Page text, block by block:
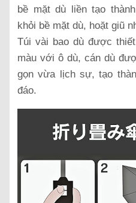
bề mặt dù liền tạo
khỏi bề mặt dù, hoặt giũ
Túi vài bao dù được
màu với ô dù, cán dù
gọn vừa lịch sự, tạo
đáo.